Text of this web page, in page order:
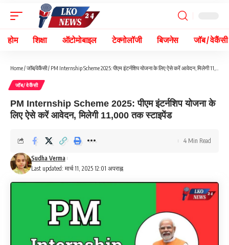
होम शिक्षा ऑटोमोबाइल टेक्नोलॉजी बिजनेस जॉब / वेकैंसी
Home/जॉब/वेकैंसी/ PM Internship Scheme 2025: पीएम इंटर्नशिप योजना के लिए ऐसे करें आवेदन, मिलेगी 11,000 तक स्टाइपेंड
जॉब/वेकैंसी
PM Internship Scheme 2025: पीएम इंटर्नशिप योजना के
लिए ऐसे करें आवेदन, मिलेगी 11,000 तक स्टाइपेंड
Last updated: मार्च 11, 2025 12:01 अपराह्न
Sudha Verma
4 Min Read